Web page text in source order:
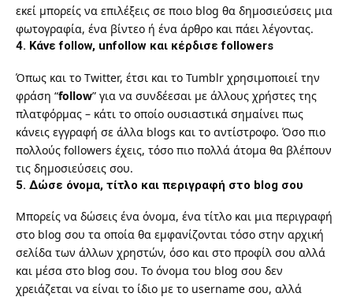
εκεί μπορείς να επιλέξεις σε ποιο blog θα δημοσιεύσεις μια
φωτογραφία, ένα βίντεο ή ένα άρθρο και πάει λέγοντας.
4. Κάνε follow, unfollow και κέρδισε followers
Όπως και το Twitter, έτσι και το Tumblr χρησιμοποιεί την
φράση “follow” για να συνδέεσαι με άλλους χρήστες της
πλατφόρμας – κάτι το οποίο ουσιαστικά σημαίνει πως
κάνεις εγγραφή σε άλλα blogs και το αντίστροφο. Όσο πιο
πολλούς followers έχεις, τόσο πιο πολλά άτομα θα βλέπουν
τις δημοσιεύσεις σου.
5. Δώσε όνομα, τίτλο και περιγραφή στο blog σου
Μπορείς να δώσεις ένα όνομα, ένα τίτλο και μια περιγραφή
στο blog σου τα οποία θα εμφανίζονται τόσο στην αρχική
σελίδα των άλλων χρηστών, όσο και στο προφίλ σου αλλά
και μέσα στο blog σου. Το όνομα του blog σου δεν
χρειάζεται να είναι το ίδιο με το username σου, αλλά